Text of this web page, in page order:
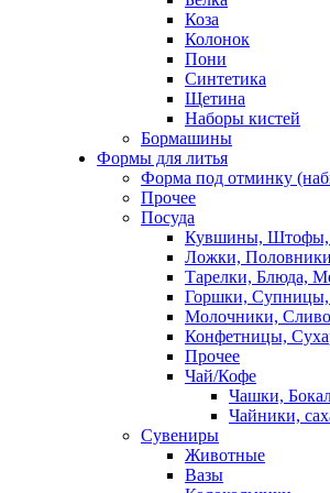
Коза
Колонок
Пони
Синтетика
Щетина
Наборы кистей
Бормашины
Формы для литья
Форма под отминку
Прочее
Посуда
Кувшины, Штофы,
Ложки, Половники
Тарелки, Блюда,
Горшки, Супницы,
Молочники,
Конфетницы,
Прочее
Чай/Кофе
Чашки,
Чайники,
Сувениры
Животные
Вазы